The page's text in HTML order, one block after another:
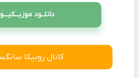
دانلــود موزیــکیـــو
کانال روبیکا